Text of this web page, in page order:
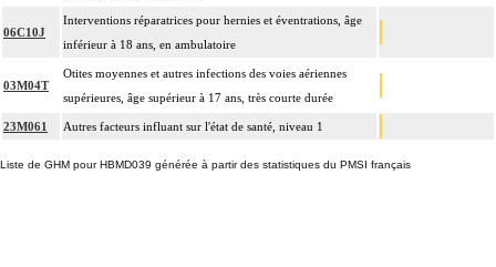
06C10J
Interventions réparatrices pour hernies et éventrations, âge
inférieur à 18 ans, en ambulatoire
03M04T
Otites moyennes et autres infections des voies aériennes
supérieures, âge supérieur à 17 ans, très courte durée
23M061 Autres facteurs influant sur l'état de santé, niveau 1
Liste de GHM pour HBMD039 générée à partir des statistiques du PMSI français